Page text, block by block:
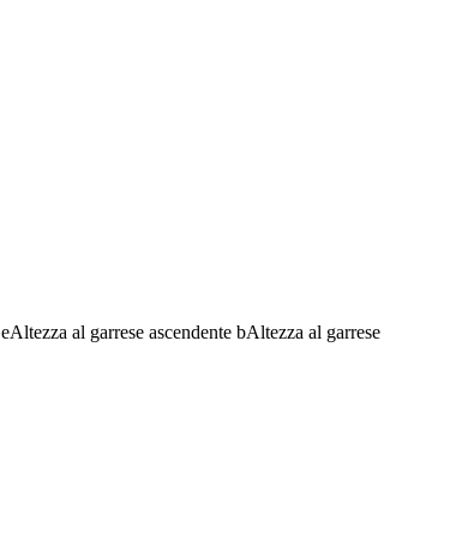
eAltezza al garrese ascendente bAltezza al garrese